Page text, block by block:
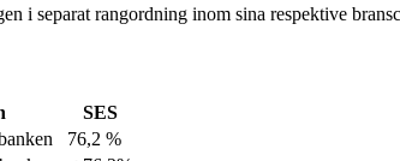
i separat rangordning inom sina respektive
SES
76,2 %